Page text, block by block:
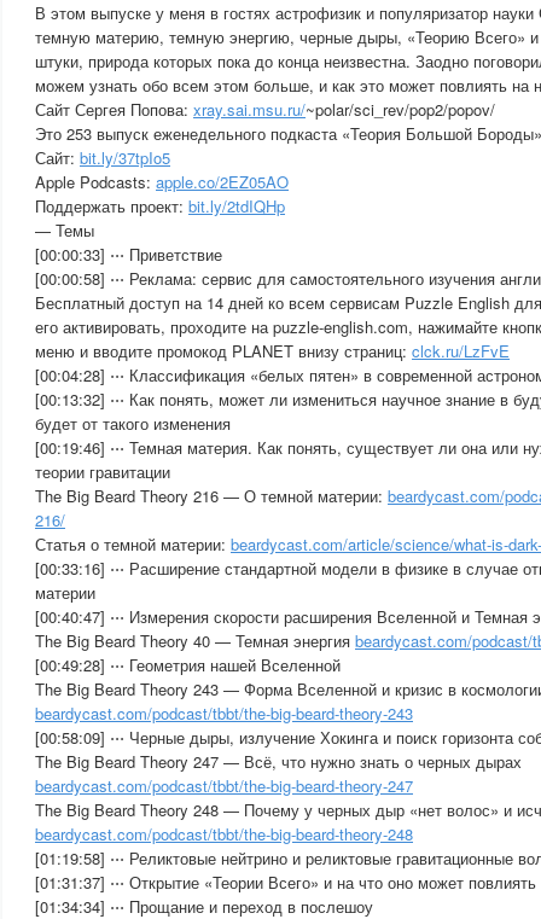
В этом выпуске у меня в гостях астрофизик и популяризатор
темную материю, темную энергию, черные дыры, «Теорию Всего» и
штуки, природа которых пока до конца неизвестна. Заодно
можем узнать обо всем этом больше, и как это может повлиять на
Сайт Сергея Попова: xray.sai.msu.ru/~polar/sci_rev/pop2/popov/
Это 253 выпуск еженедельного подкаста «Теория Большой
Сайт: bit.ly/37tpIo5
Apple Podcasts: apple.co/2EZ05AO
Поддержать проект: bit.ly/2tdIQHp
— Темы
[00:00:33] ⋅⋅⋅ Приветствие
[00:00:58] ⋅⋅⋅ Реклама: сервис для самостоятельного изучения
Бесплатный доступ на 14 дней ко всем сервисам Puzzle English
его активировать, проходите на puzzle-english.com, нажимайте
меню и вводите промокод PLANET внизу страниц: clck.ru/LzFvE
[00:04:28] ⋅⋅⋅ Классификация «белых пятен» в современной
[00:13:32] ⋅⋅⋅ Как понять, может ли измениться научное знание в
будет от такого изменения
[00:19:46] ⋅⋅⋅ Темная материя. Как понять, существует ли она или
теории гравитации
The Big Beard Theory 216 — О темной материи: beardycast.com/
216/
Статья о темной материи: beardycast.com/article/science/what-is-
[00:33:16] ⋅⋅⋅ Расширение стандартной модели в физике в случае
материи
[00:40:47] ⋅⋅⋅ Измерения скорости расширения Вселенной и Темная
The Big Beard Theory 40 — Темная энергия beardycast.com/podcast/
[00:49:28] ⋅⋅⋅ Геометрия нашей Вселенной
The Big Beard Theory 243 — Форма Вселенной и кризис в
beardycast.com/podcast/tbbt/the-big-beard-theory-243
[00:58:09] ⋅⋅⋅ Черные дыры, излучение Хокинга и поиск горизонта
The Big Beard Theory 247 — Всё, что нужно знать о черных дырах
beardycast.com/podcast/tbbt/the-big-beard-theory-247
The Big Beard Theory 248 — Почему у черных дыр «нет волос» и
beardycast.com/podcast/tbbt/the-big-beard-theory-248
[01:19:58] ⋅⋅⋅ Реликтовые нейтрино и реликтовые гравитационные
[01:31:37] ⋅⋅⋅ Открытие «Теории Всего» и на что оно может повлиять
[01:34:34] ⋅⋅⋅ Прощание и переход в послешоу